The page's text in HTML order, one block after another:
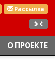
Рассылка
О ПРОЕКТЕ